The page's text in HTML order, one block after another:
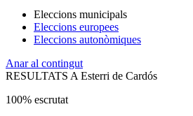
Eleccions municipals
Eleccions europees
Eleccions autonòmiques
Anar al contingut
RESULTATS A Esterri de Cardós
100% escrutat